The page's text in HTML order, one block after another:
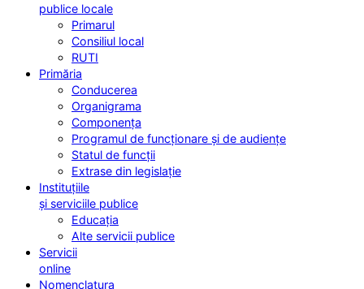
publice locale
Primarul
Consiliul local
RUTI
Primăria
Conducerea
Organigrama
Componența
Programul de funcționare și de audiențe
Statul de funcții
Extrase din legislație
Instituțiile
și serviciile publice
Educația
Alte servicii publice
Servicii
online
Nomenclatura